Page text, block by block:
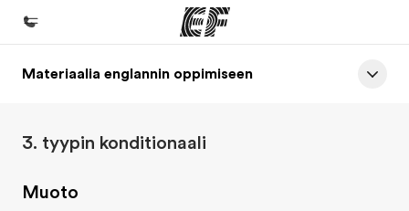
Koti
Kaikki EF-ohjelmat
Materiaalia englannin oppimiseen
3. tyypin konditionaali
Muoto